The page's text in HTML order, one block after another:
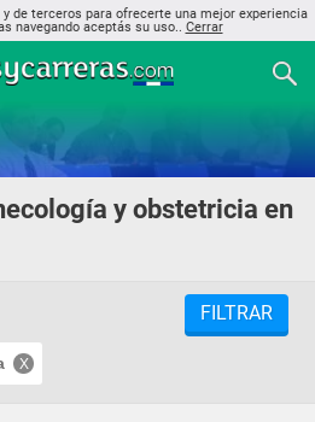
de terceros para ofrecerte una mejor experiencia
navegando aceptás su uso.. Cerrar
y obstetricia en
FILTRAR